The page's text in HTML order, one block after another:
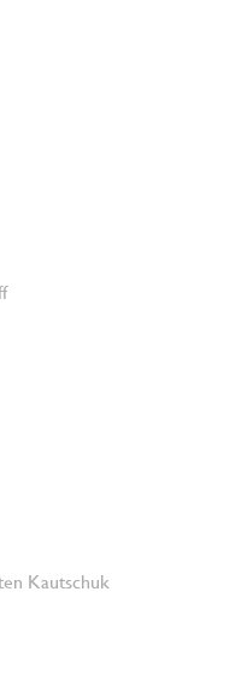
Kautschuk